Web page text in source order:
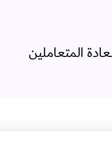
المتعاملين